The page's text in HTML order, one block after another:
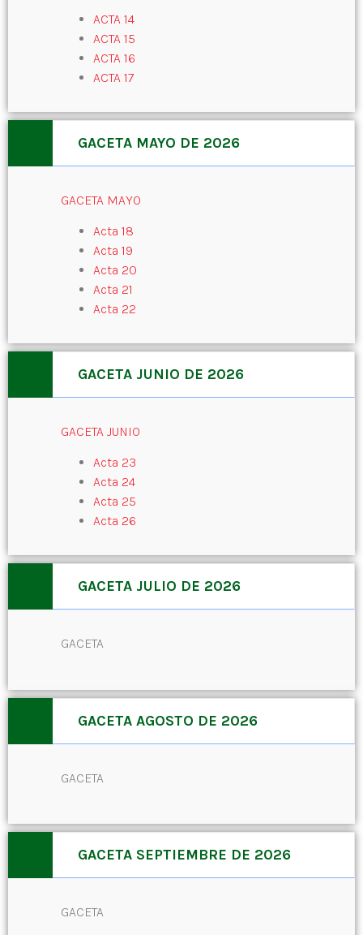
ACTA 14
ACTA 15
ACTA 16
ACTA 17
GACETA MAYO DE 2026
GACETA MAYO
Acta 18
Acta 19
Acta 20
Acta 21
Acta 22
GACETA JUNIO DE 2026
GACETA JUNIO
Acta 23
Acta 24
Acta 25
Acta 26
GACETA JULIO DE 2026
GACETA
GACETA AGOSTO DE 2026
GACETA
GACETA SEPTIEMBRE DE 2026
GACETA